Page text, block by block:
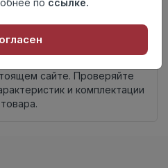
сайте. Проверяйте
и комплектации